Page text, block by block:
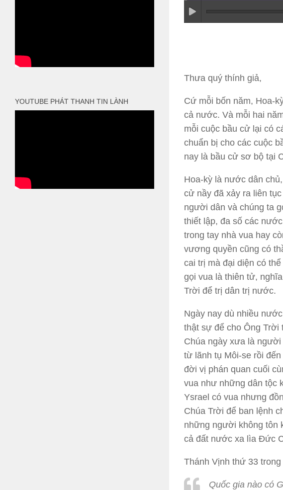
Thưa quý thính giả,
Cứ mỗi bốn năm, Hoa-
cả nước. Và mỗi hai
mỗi cuộc bầu cử lại có
chuẩn bị cho các cuộc
nay là bầu cử sơ bộ tại
Hoa-kỳ là nước dân
cử nầy đã xảy ra liên
người dân và chúng ta
thiết lập, đa số các
trong tay nhà vua hay
vương quyền cũng có
cai trị mà đại diện có
gọi vua là thiên tử,
Trời để trị dân trị nước.
Ngày nay dù nhiều
thật sự để cho Ông Trời
Chúa ngày xưa là
từ lãnh tụ Môi-se rồi
đời vị phán quan cuối
vua như những dân tộc
Ysrael có vua nhưng
Chúa Trời để ban lệnh
những người không tôn
cả đất nước xa lìa Đức
Thánh Vịnh thứ 33
Quốc gia nào có
YOUTUBE PHÁT THANH TIN LÀNH